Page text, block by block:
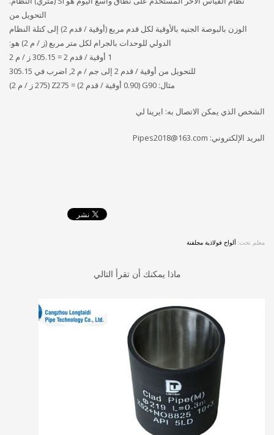
التحويل من
الوزن بالبوصة الجنيه بالأوقية لكل قدم مربع (أوقية / قدم 2) إلى كتلة النظام
الدولي للوحدات بالجرام لكل متر مربع (ز / م 2) هو:
1 أوقية / قدم 2 = 305.15 ز / م 2
للتحويل من أوقية / قدم 2 إلى جم / م 2, اضرب في 305.15
مثال: G90 (0.90 أوقية / قدم 2) = Z275 (275 ز / م 2)
الشخص الذي يمكن الاتصال به: ايرينا لي
البريد الإلكتروني: Pipes2018@163.com
معلم تحت: ألواح فولاذية مجلفنة
ماذا يمكنك أن تقرأ التالي